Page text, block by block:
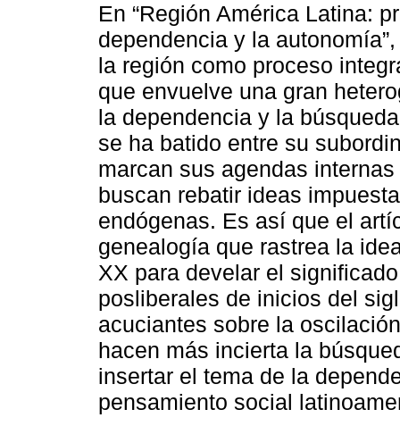
En “Región América Latina:
dependencia y la
la región como proceso
que envuelve una gran
la dependencia y la
se ha batido entre su
marcan sus agendas
buscan rebatir ideas
endógenas. Es así que el
genealogía que rastrea la
XX para develar el
posliberales de inicios del
acuciantes sobre la
hacen más incierta la
insertar el tema de la
pensamiento social